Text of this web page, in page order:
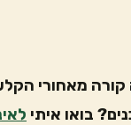
מאחורי
בואו איתי